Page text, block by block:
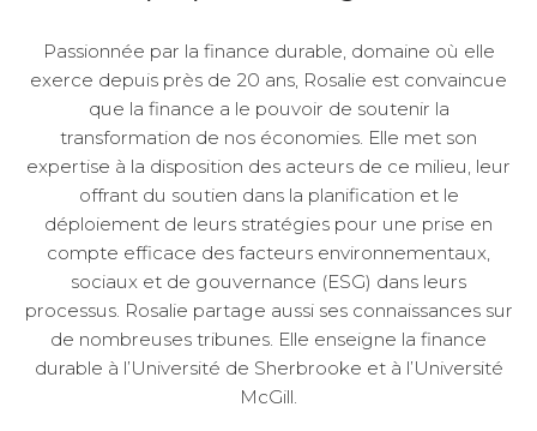
Passionnée par la finance durable, domaine où elle
exerce depuis près de 20 ans, Rosalie est convaincue
que la finance a le pouvoir de soutenir la
transformation de nos économies. Elle met son
expertise à la disposition des acteurs de ce milieu, leur
offrant du soutien dans la planification et le
déploiement de leurs stratégies pour une prise en
compte efficace des facteurs environnementaux,
sociaux et de gouvernance (ESG) dans leurs
processus. Rosalie partage aussi ses connaissances sur
de nombreuses tribunes. Elle enseigne la finance
durable à l’Université de Sherbrooke et à l’Université
McGill.